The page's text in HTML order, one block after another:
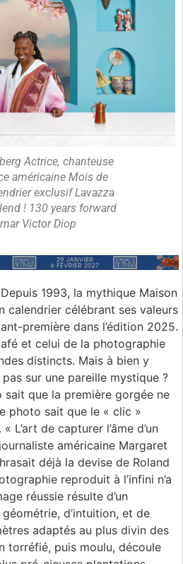
Actrice, chanteuse
américaine Mois de
exclusif Lavazza
! 130 years forward
Victor Diop
1993, la mythique Maison
calendrier célébrant ses valeurs
première dans l’édition 2025.
et celui de la photographie
distincts. Mais à bien y
sur une pareille mystique ?
sait que la première gorgée ne
photo sait que le « clic »
L’art de capturer l’âme d’un
américaine Margaret
déjà la devise de Roland
reproduit à l’infini n’a
réussie résulte d’un
d’intuition, et de
adaptés au plus divin des
torréfié, puis moulu, découle